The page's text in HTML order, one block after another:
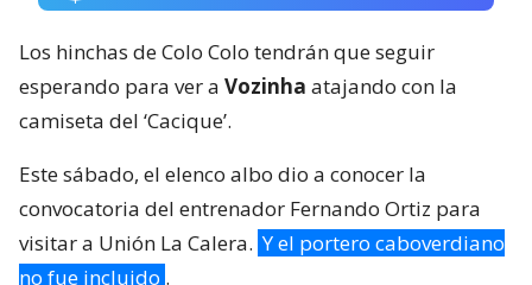
Los hinchas de Colo Colo tendrán que seguir
esperando para ver a Vozinha atajando con la
camiseta del ‘Cacique’.
Este sábado, el elenco albo dio a conocer la
convocatoria del entrenador Fernando Ortiz para
visitar a Unión La Calera. Y el portero caboverdiano
no fue incluido .